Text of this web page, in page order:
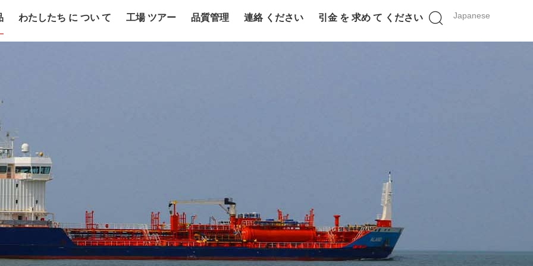
Japanese
わたしたち に つい て 工場 ツアー 品質管理 連絡 ください 引金 を 求め て ください